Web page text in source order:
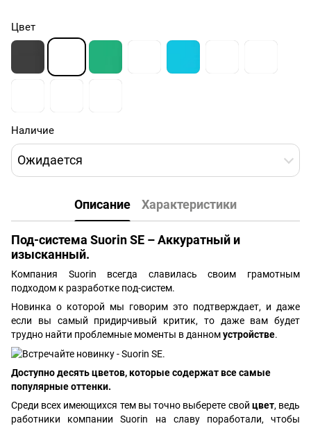
Цвет
Наличие
Ожидается
Описание Характеристики
Под-система Suorin SE – Аккуратный и
изысканный.
Компания Suorin всегда славилась своим грамотным
подходом к разработке под-систем.
Новинка о которой мы говорим это подтверждает, и даже
если вы самый придирчивый критик, то даже вам будет
трудно найти проблемные моменты в данномустройстве.
Доступно десять цветов, которые содержат все самые
популярные оттенки.
Среди всех имеющихся тем вы точно выберете свой цвет, ведь
работники компании Suorin на славу поработали, чтобы